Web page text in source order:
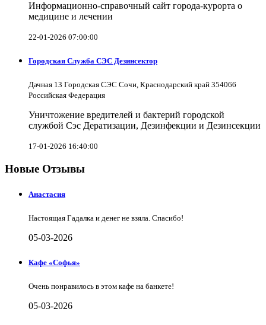
Информационно-справочный сайт города-курорта о
медицине и лечении
22-01-2026 07:00:00
Городская Служба СЭС Дезинсектор
Дачная 13 Городская СЭС Сочи, Краснодарский край 354066
Российская Федерация
Уничтожение вредителей и бактерий городской
службой Сэс Дератизации, Дезинфекции и Дезинсекции
17-01-2026 16:40:00
Новые Отзывы
Анастасия
Настоящая Гадалка и денег не взяла. Спасибо!
05-03-2026
Кафе «Софья»
Очень понравилось в этом кафе на банкете!
05-03-2026